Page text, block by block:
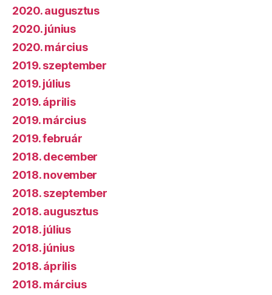
2020. augusztus
2020. június
2020. március
2019. szeptember
2019. július
2019. április
2019. március
2019. február
2018. december
2018. november
2018. szeptember
2018. augusztus
2018. július
2018. június
2018. április
2018. március